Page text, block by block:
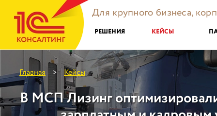
Для крупного бизнеса,
РЕШЕНИЯ КЕЙСЫ
Главная > Кейсы
В МСП Лизинг